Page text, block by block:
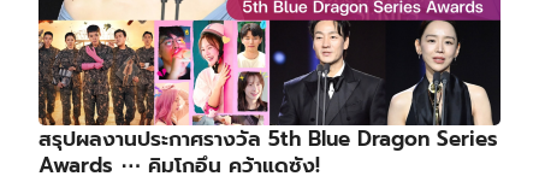
สรุปผลงานประกาศรางวัล 5th Blue Dragon Series
Awards ⋯ คิมโกอึน คว้าแดซัง!